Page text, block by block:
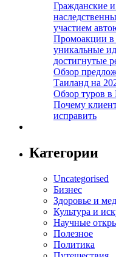
Гражданские
участием
Промоакции в
уникальные
достигнутые
Обзор
Таиланд на
Обзор туров в
Почему
исправить
Категории
Uncategorised
Бизнес
Здоровье и
Культура и
Научные
Полезное
Политика